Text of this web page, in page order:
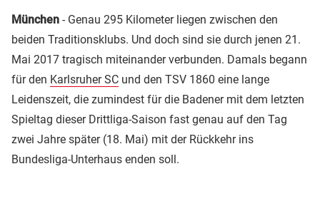
München - Genau 295 Kilometer liegen zwischen den
beiden Traditionsklubs. Und doch sind sie durch jenen 21.
Mai 2017 tragisch miteinander verbunden. Damals begann
für den Karlsruher SC und den TSV 1860 eine lange
Leidenszeit, die zumindest für die Badener mit dem letzten
Spieltag dieser Drittliga-Saison fast genau auf den Tag
zwei Jahre später (18. Mai) mit der Rückkehr ins
Bundesliga-Unterhaus enden soll.